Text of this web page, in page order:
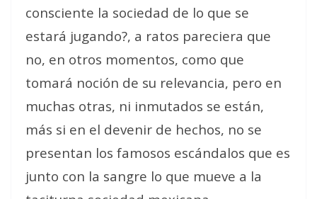
consciente la sociedad de lo que se
estará jugando?, a ratos pareciera que
no, en otros momentos, como que
tomará noción de su relevancia, pero en
muchas otras, ni inmutados se están,
más si en el devenir de hechos, no se
presentan los famosos escándalos que es
junto con la sangre lo que mueve a la